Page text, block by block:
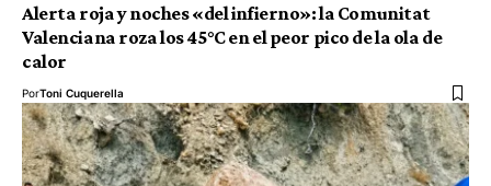
Alerta roja y noches «del infierno»: la Comunitat
Valenciana roza los 45°C en el peor pico de la ola de
calor
PorToni Cuquerella